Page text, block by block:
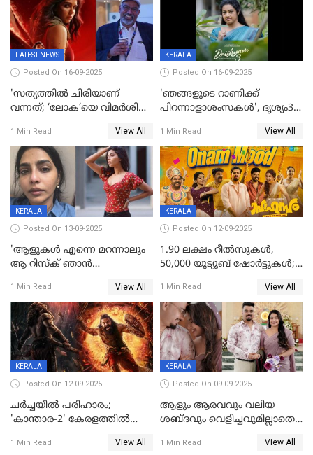
LATEST NEWS
Posted On 16-09-2025
'സത്യത്തിൽ ചിരിയാണ്
വന്നത്; ‘ലോക’യെ വിമർശിച്ച്
1 Min Read View All
KERALA
Posted On 16-09-2025
'ഞങ്ങളുടെ റാണിക്ക്
പിറന്നാളാശംസകൾ', ദൃശ്യം3-
പോസ്റ്റർ പുറത്തുവിട്ടു
1 Min Read View All
KERALA
Posted On 13-09-2025
'ആളുകള്‍ എന്നെ മറന്നാലും
ആ റിസ്ക് ഞാൻ
മനസിലായി, കടുത്ത
തീരുമാനവുമായി ഐശ്വര്യ
ലക്ഷ്മി
1 Min Read View All
KERALA
Posted On 12-09-2025
1.90 ലക്ഷം റീല്‍സുകള്‍,
50,000 യൂട്യൂബ് ഷോര്‍ട്ടുകള്‍;
ഹിറ്റായി ഓണം മൂഡ് ഗാനം
1 Min Read View All
KERALA
Posted On 12-09-2025
ചർച്ചയിൽ പരിഹാരം;
'കാന്താര-2' കേരളത്തിൽ
ഫിയോക്ക്
1 Min Read View All
KERALA
Posted On 09-09-2025
ആളും ആരവവും വലിയ
ശബ്ദവും വെളിച്ചവുമില്ലാതെ
വിവാഹിതയായെന്ന്‌ നടി ​
1 Min Read View All